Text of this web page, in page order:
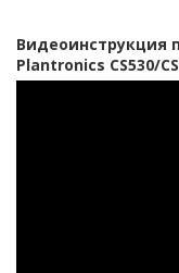
Видеоинструкция
Plantronics CS530/